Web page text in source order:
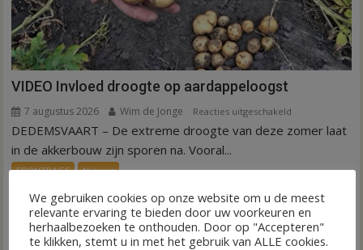
VIDEO Invloed droogte op aardappeloogst
7 augustus 2026 Wim de Jonge Reacties uitgeschakeld
VIDEO
aardappeloogst
DEDEMSVAART – De extreme droogte van deze zomer laat
in de akkerbouw zijn sporen na. Vooral...
FRONTPAGE Nieuws
We gebruiken cookies op onze website om u de meest
relevante ervaring te bieden door uw voorkeuren en
herhaalbezoeken te onthouden. Door op "Accepteren"
te klikken, stemt u in met het gebruik van ALLE cookies.